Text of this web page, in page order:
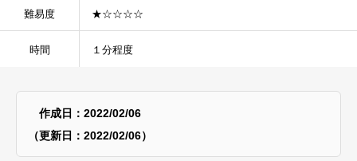
難易度 ★☆☆☆☆
時間 １分程度
作成日：2022/02/06
（更新日：2022/02/06）